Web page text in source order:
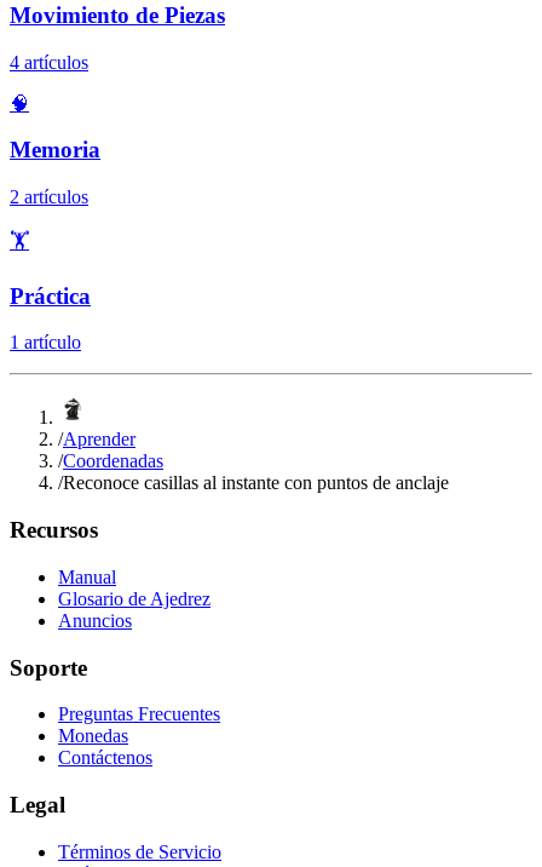
Movimiento de Piezas
4 artículos
🧠
Memoria
2 artículos
🏋️
Práctica
1 artículo
/Aprender
/Coordenadas
/Reconoce casillas al instante con puntos de anclaje
Recursos
Manual
Glosario de Ajedrez
Anuncios
Soporte
Preguntas Frecuentes
Monedas
Contáctenos
Legal
Términos de Servicio